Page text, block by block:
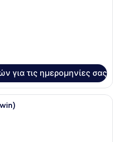
για τις ημερομηνίες σας
Γραφείο, σίδερο/σιδερώστρα,